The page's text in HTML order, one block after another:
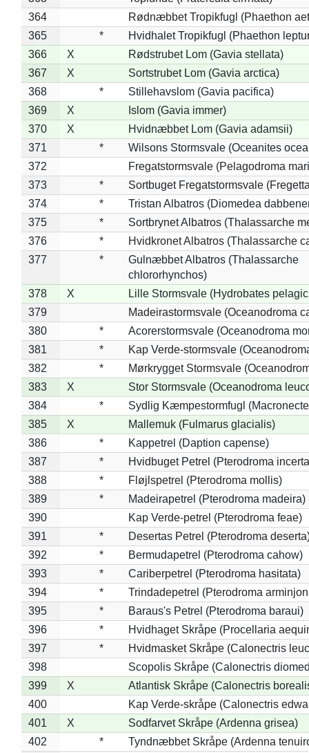
364
Rødnæbbet Tropikfugl (Phaethon
365
*
Hvidhalet Tropikfugl (Phaethon
366
X
Rødstrubet Lom (Gavia stellata)
367
X
Sortstrubet Lom (Gavia arctica)
368
*
Stillehavslom (Gavia pacifica)
369
X
Islom (Gavia immer)
370
X
Hvidnæbbet Lom (Gavia adamsii)
371
*
Wilsons Stormsvale (Oceanites
372
Fregatstormsvale (Pelagodroma
373
*
Sortbuget Fregatstormsvale
374
*
Tristan Albatros (Diomedea
375
*
Sortbrynet Albatros (Thalassarche
376
*
Hvidkronet Albatros (Thalassarche
377
*
Gulnæbbet Albatros (Thalassarche
chlororhynchos)
378
X
Lille Stormsvale (Hydrobates
379
Madeirastormsvale (Oceanodroma
380
*
Acorerstormsvale (Oceanodroma
381
*
Kap Verde-stormsvale
382
*
Mørkrygget Stormsvale
383
X
Stor Stormsvale (Oceanodroma
384
*
Sydlig Kæmpestormfugl
385
X
Mallemuk (Fulmarus glacialis)
386
*
Kappetrel (Daption capense)
387
*
Hvidbuget Petrel (Pterodroma
388
*
Fløjlspetrel (Pterodroma mollis)
389
*
Madeirapetrel (Pterodroma madeira)
390
Kap Verde-petrel (Pterodroma feae)
391
*
Desertas Petrel (Pterodroma
392
*
Bermudapetrel (Pterodroma cahow)
393
*
Cariberpetrel (Pterodroma hasitata)
394
*
Trindadepetrel (Pterodroma
395
*
Baraus's Petrel (Pterodroma baraui)
396
*
Hvidhaget Skråpe (Procellaria
397
*
Hvidmasket Skråpe (Calonectris
398
Scopolis Skråpe (Calonectris
399
X
Atlantisk Skråpe (Calonectris
400
Kap Verde-skråpe (Calonectris
401
X
Sodfarvet Skråpe (Ardenna grisea)
402
*
Tyndnæbbet Skråpe (Ardenna